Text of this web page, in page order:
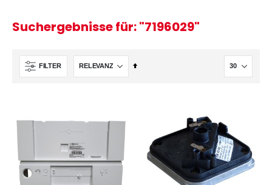
Suchergebnisse für: "7196029"
FILTER
In